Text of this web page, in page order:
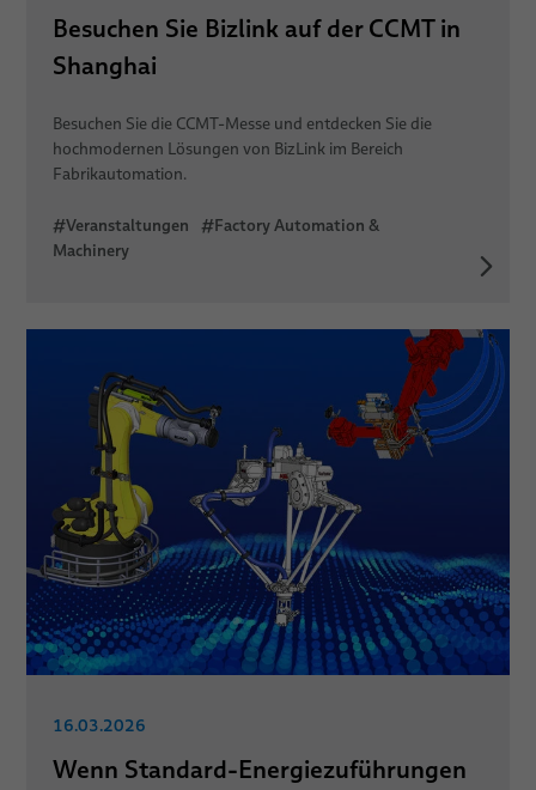
Besuchen Sie Bizlink auf der CCMT in
Shanghai
Besuchen Sie die CCMT-Messe und entdecken Sie die
hochmodernen Lösungen von BizLink im Bereich
Fabrikautomation.
#Veranstaltungen #Factory Automation &
Machinery
16.03.2026
Wenn Standard-Energiezuführungen